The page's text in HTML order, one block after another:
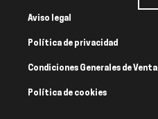
Aviso legal
Política de privacidad
Condiciones Generales de Venta
Política de cookies